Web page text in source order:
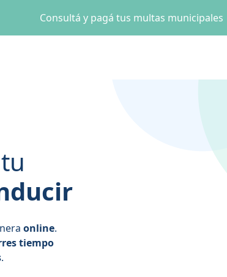
Consultá y pagá tus multas municipales
online.
tiempo
.